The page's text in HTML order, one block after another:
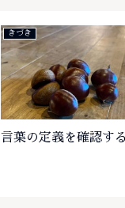
きづき
言葉の定義を確認する